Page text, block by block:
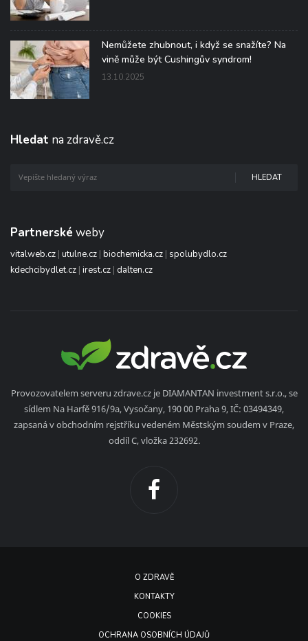
Nemůžete zhubnout, i když se snažíte? Na
vině může být Cushingův syndrom!
13.10.2025
Hledat na zdravě.cz
HLEDAT
Partnerské weby
vitalweb.cz | utulne.cz | biochemicka.cz | spolubydlo.cz
kdechcibydlet.cz | irest.cz | dalten.cz
Provozovatelem serveru zdrave.cz je DIAMANTAN investment s.r.o., se
sídlem Na Harfě 916/9a, Vysočany, 190 00 Praha 9, IČ: 03494349,
zapsaná v obchodním rejstříku vedeném Městským soudem v Praze,
oddíl C, vložka 232692.
O ZDRAVĚ
KONTAKTY
COOKIES
OCHRANA OSOBNÍCH ÚDAJŮ